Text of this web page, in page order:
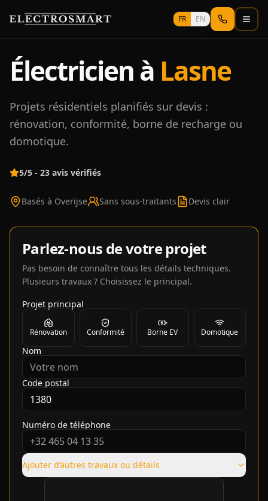
FR EN
Électricien à Lasne
Projets résidentiels planifiés sur devis :
rénovation, conformité, borne de recharge ou
domotique.
5/5 - 23 avis vérifiés
Basés à Overijse Sans sous-traitants Devis clair
Parlez-nous de votre projet
Pas besoin de connaître tous les détails techniques.
Plusieurs travaux ? Choisissez le principal.
Projet principal
Rénovation Conformité Borne EV Domotique
Nom
Code postal
Numéro de téléphone
Ajouter d’autres travaux ou détails
Vérification requise